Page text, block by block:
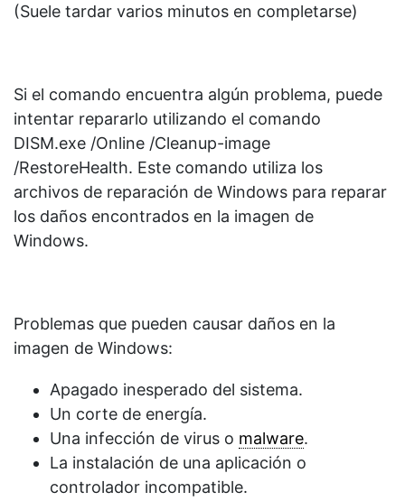
(Suele tardar varios minutos en completarse)
Si el comando encuentra algún problema, puede
intentar repararlo utilizando el comando
DISM.exe /Online /Cleanup-image
/RestoreHealth. Este comando utiliza los
archivos de reparación de Windows para reparar
los daños encontrados en la imagen de
Windows.
Problemas que pueden causar daños en la
imagen de Windows:
Apagado inesperado del sistema.
Un corte de energía.
Una infección de virus o malware.
La instalación de una aplicación o
controlador incompatible.